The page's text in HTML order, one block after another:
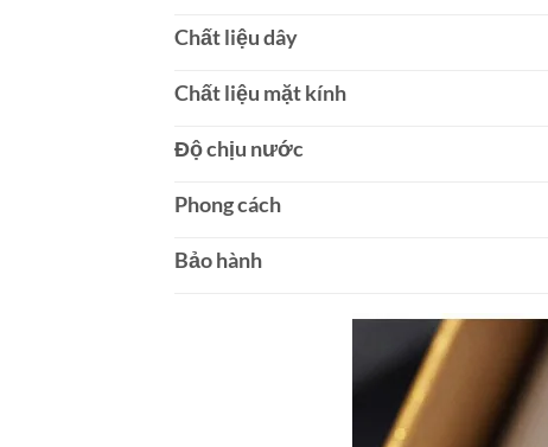
Chất liệu dây
Chất liệu mặt kính
Độ chịu nước
Phong cách
Bảo hành